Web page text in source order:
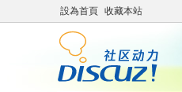
設為首頁 收藏本站